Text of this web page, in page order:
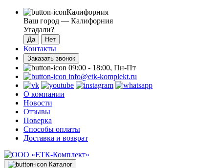
Калифорния
Ваш город — Калифорния
Угадали?
Контакты
Заказать звонок
09:00 - 18:00, Пн-Пт
info@etk-komplekt.ru
О компании
Новости
Отзывы
Поверка
Способы оплаты
Доставка и возврат
Каталог